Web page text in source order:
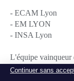
- ECAM Lyon
- EM LYON
- INSA Lyon
L'équipe vainqueur
Continuer sans